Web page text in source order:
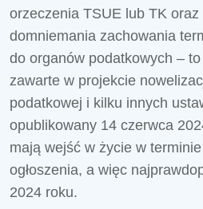
orzeczenia TSUE lub TK oraz
domniemania zachowania
do organów podatkowych –
zawarte w projekcie
podatkowej i kilku innych
opublikowany 14 czerwca
mają wejść w życie w
ogłoszenia, a więc
2024 roku.